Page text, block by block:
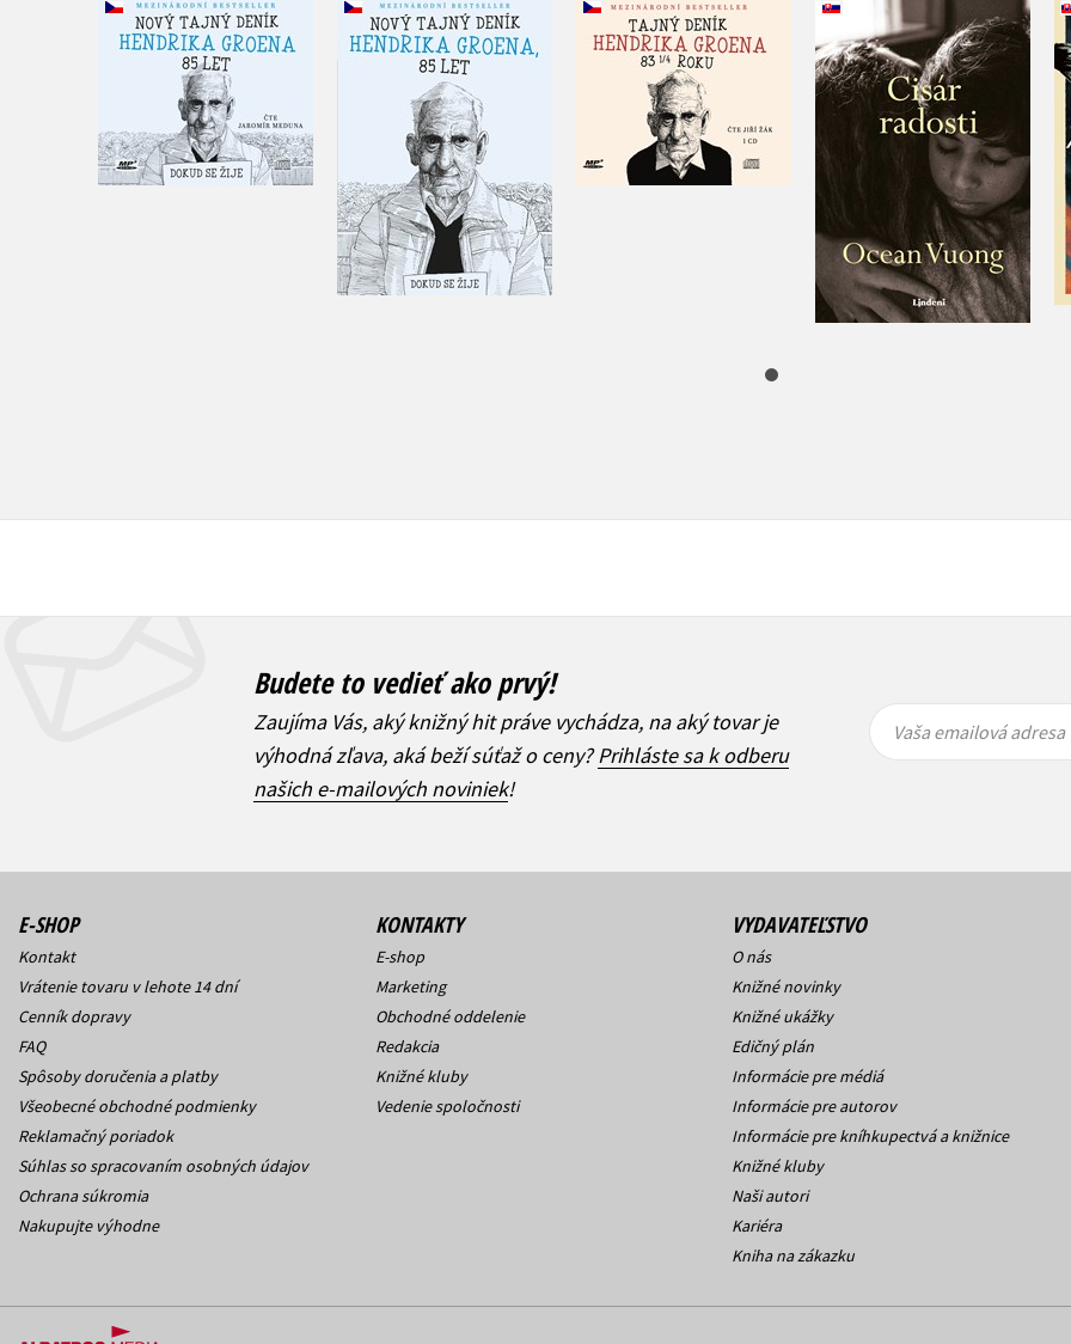
Nový tajný deník
Hendrika Groena, 85
let (audiokniha)
Hendrik Groen
Nový tajný deník
Hendrika Groena, 85
let
Hendrik Groen
Do košíka
13,17 €
Tajný deník Hendrika
Groena (audiokniha)
Hendrik Groen
Cisár radosti
Ocean Vuong
Do košíka
19,47 €
Budete to vedieť ako prvý!
Zaujíma Vás, aký knižný hit práve vychádza, na aký tovar je
výhodná zľava, aká beží súťaž o ceny?Prihláste sa k odberu
našich e-mailových noviniek!
emailová
emailová
Vaša emailová adresa
E-SHOP
Kontakt
Vrátenie tovaru v lehote 14 dní
Cenník dopravy
FAQ
Spôsoby doručenia a platby
Všeobecné obchodné podmienky
Reklamačný poriadok
Súhlas so spracovaním osobných údajov
Ochrana súkromia
Nakupujte výhodne
KONTAKTY
E-shop
Marketing
Obchodné oddelenie
Redakcia
Knižné kluby
Vedenie spoločnosti
VYDAVATEĽSTVO
O nás
Knižné novinky
Knižné ukážky
Edičný plán
Informácie pre médiá
Informácie pre autorov
Informácie pre kníhkupectvá a knižnice
Knižné kluby
Naši autori
Kariéra
Kniha na zákazku